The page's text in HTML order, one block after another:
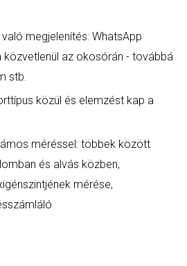
megjelenítés: WhatsApp
közvetlenül az okosórán - továbbá
stb.
közül és elemzést kap a
méréssel: többek között
és alvás közben,
mérése,